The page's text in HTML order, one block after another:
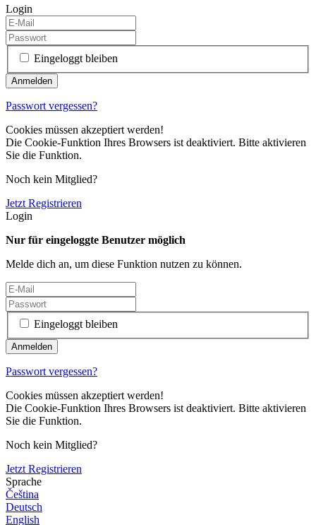
Login
Eingeloggt bleiben
Passwort vergessen?
Cookies müssen akzeptiert werden!
Die Cookie-Funktion Ihres Browsers ist deaktiviert. Bitte aktivieren
Sie die Funktion.
Noch kein Mitglied?
Jetzt Registrieren
Login
Nur für eingeloggte Benutzer möglich
Melde dich an, um diese Funktion nutzen zu können.
Eingeloggt bleiben
Passwort vergessen?
Cookies müssen akzeptiert werden!
Die Cookie-Funktion Ihres Browsers ist deaktiviert. Bitte aktivieren
Sie die Funktion.
Noch kein Mitglied?
Jetzt Registrieren
Sprache
Čeština
Deutsch
English